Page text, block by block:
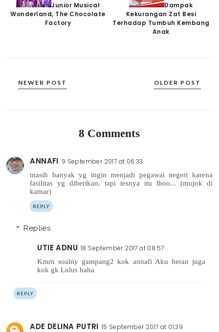
Junior Musical
Wonderland, The Chocolate
Factory
Dampak
Kekurangan Zat Besi
Terhadap Tumbuh Kembang
Anak
NEWER POST OLDER POST
8 Comments
ANNAFI 9 September 2017 at 06:33
masih banyak yg ingin menjadi pegawai negeri karena
fasilitas yg diberikan. tapi tesnya itu lhoo... (mojok di
kamar)
REPLY
Replies
UTIE ADNU 18 September 2017 at 08:57
Kmrn soalny gampang2 kok annafi Aku heran juga
kok gk Lulus haha
REPLY
ADE DELINA PUTRI 15 September 2017 at 01:39